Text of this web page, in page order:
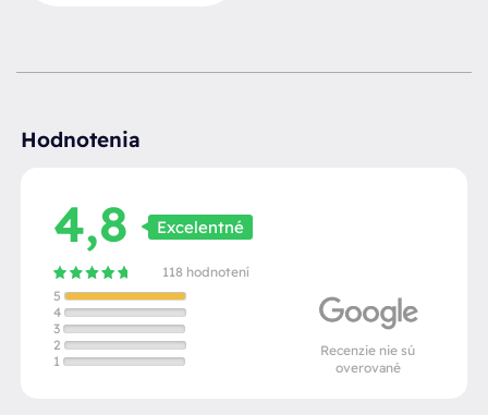
Hodnotenia
4,8 Excelentné
118 hodnotení
5
4
3
2
1
Recenzie nie sú
overované